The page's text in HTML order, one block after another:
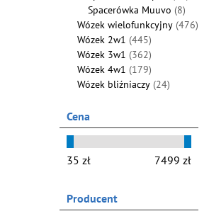
Spacerówka Muuvo (8)
Wózek wielofunkcyjny (476)
Wózek 2w1 (445)
Wózek 3w1 (362)
Wózek 4w1 (179)
Wózek bliźniaczy (24)
Cena
Producent